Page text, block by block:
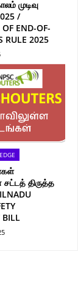
முடிவு
/
END-OF-
RULE 2025
சட்டத் திருத்த
BILL